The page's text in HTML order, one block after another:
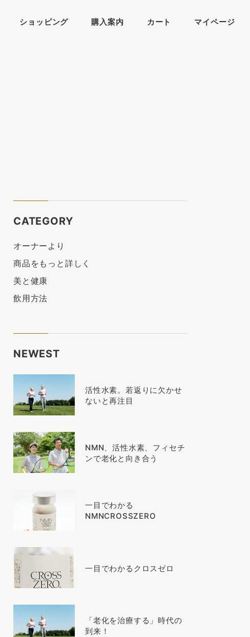
ショッピング 購入案内 カート マイページ
CATEGORY
オーナーより
商品をもっと詳しく
美と健康
飲用方法
NEWEST
活性水素。若返りに欠かせ
ないと再注目
NMN、活性水素、フィセチ
ンで老化と向き合う
一目でわかる
NMNCROSSZERO
一目でわかるクロスゼロ
「老化を治療する」時代の
到来！